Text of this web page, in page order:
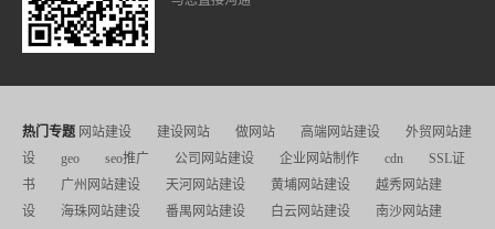
热门专题 网站建设 建设网站 做网站 高端网站建设
外贸网站建
设
geo seo推广 公司网站建设 企业网站制作 cdn
SSL证
书
广州网站建设 天河网站建设 黄埔网站建设
越秀网站建
设
海珠网站建设 番禺网站建设 白云网站建设
南沙网站建